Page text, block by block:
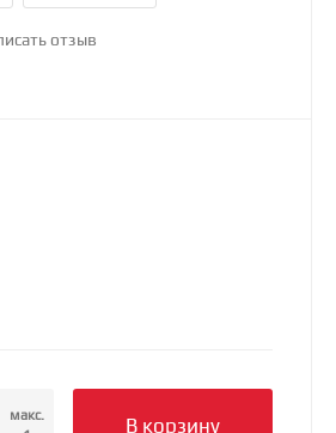
отзыв
макс.
В корзину